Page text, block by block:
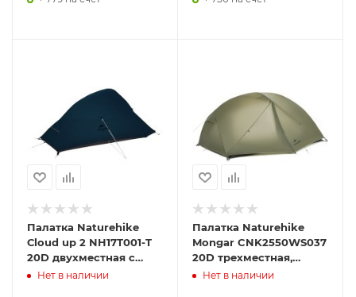
Палатка Naturehike
Сloud up 2 NH17T001-T
20D двухместная с
ковриком, синяя
Нет в наличии
Палатка Naturehike
Mongar CNK2550WS037
20D трехместная,
зеленый
Нет в наличии